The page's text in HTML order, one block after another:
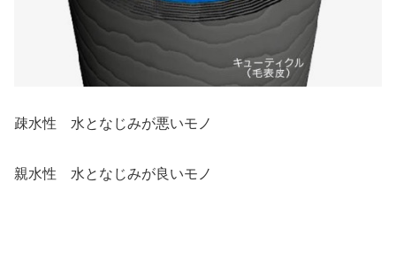
疎水性 水となじみが悪いモノ
親水性 水となじみが良いモノ